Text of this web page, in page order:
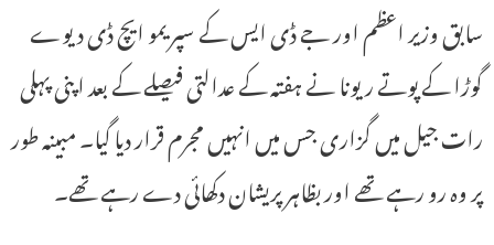
سابق وزیر اعظم اور جے ڈی ایس کے سپریمو ایچ ڈی دیوے
گوڑا کے پوتے ریونا نے ہفتہ کے عدالتی فیصلے کے بعد اپنی پہلی
رات جیل میں گزاری جس میں انہیں مجرم قرار دیا گیا۔ مبینہ طور
پر وہ رو رہے تھے اور بظاہر پریشان دکھائی دے رہے تھے۔